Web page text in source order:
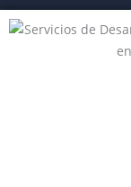
Ir
al